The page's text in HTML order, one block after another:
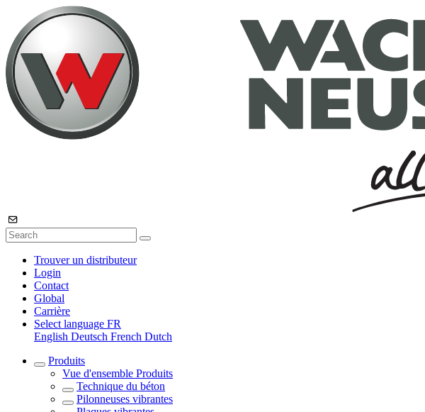
Trouver un distributeur
Login
Contact
Global
Carrière
Select language FR
English Deutsch French Dutch
Produits
Vue d'ensemble Produits
Technique du béton
Pilonneuses vibrantes